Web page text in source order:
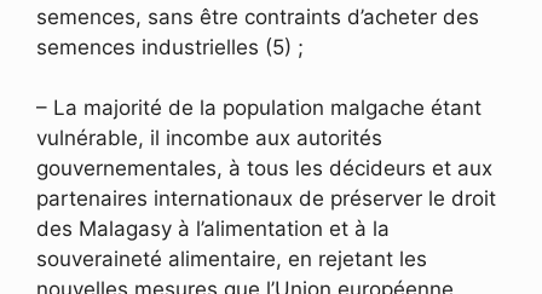
semences, sans être contraints d’acheter des
semences industrielles (5) ;
– La majorité de la population malgache étant
vulnérable, il incombe aux autorités
gouvernementales, à tous les décideurs et aux
partenaires internationaux de préserver le droit
des Malagasy à l’alimentation et à la
souveraineté alimentaire, en rejetant les